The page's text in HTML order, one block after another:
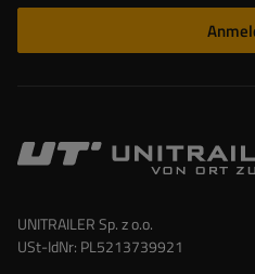
UNITRAILER Sp. z o.o.
USt-IdNr: PL5213739921